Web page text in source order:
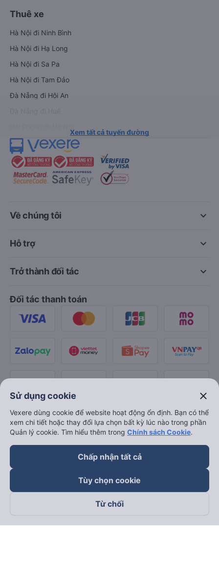
Thuê xe
Hà Nội đi Ninh Bình
Hà Nội đi Hạ Long
Hà Nội đi Sa Pa
Hà Nội đi Tam Đảo
Đà Nẵng đi Hội An
Xem tất cả tuyến đường
keyboard_arrow_down
Về chúng tôi
keyboard_arrow_down
Hỗ trợ
keyboard_arrow_down
Trở thành đối tác
Đối tác thanh toán
Theo dõi chúng tôi trên
Sử dụng cookie close
Vexere dùng cookie để website hoạt động ổn định. Bạn có thể
xem chi tiết hoặc thay đổi lựa chọn bất kỳ lúc nào trong phần
Quản lý cookie. Tìm hiểu thêm trong Chính sách Cookie.
Chấp nhận tất cả
Tùy chọn cookie
Từ chối